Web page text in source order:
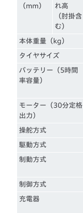
（mm）
れ高
（肘掛含
む）
本体重量（kg）
タイヤサイズ
バッテリー（5時間
率容量）
モーター（30分定格
出力）
操舵方式
駆動方式
制動方式
制御方式
充電器